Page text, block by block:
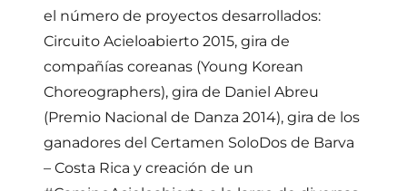
el número de proyectos desarrollados:
Circuito Acieloabierto 2015, gira de
compañías coreanas (Young Korean
Choreographers), gira de Daniel Abreu
(Premio Nacional de Danza 2014), gira de los
ganadores del Certamen SoloDos de Barva
– Costa Rica y creación de un